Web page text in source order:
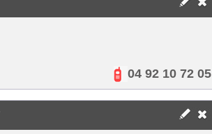
04 92 10 72 05